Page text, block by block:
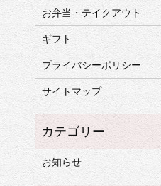
お弁当・テイクアウト
ギフト
プライバシーポリシー
サイトマップ
お知らせ